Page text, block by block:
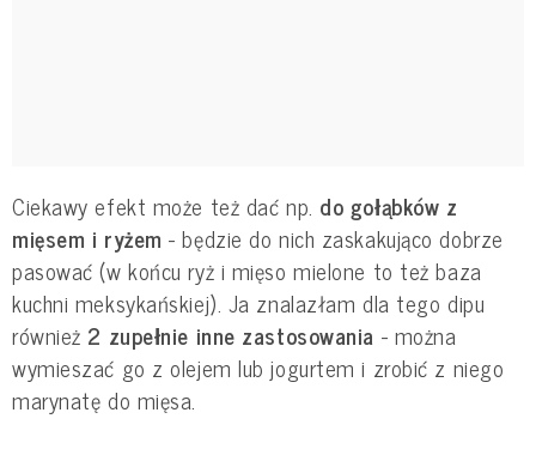
Ciekawy efekt może też dać np. do gołąbków z
mięsem i ryżem - będzie do nich zaskakująco dobrze
pasować (w końcu ryż i mięso mielone to też baza
kuchni meksykańskiej). Ja znalazłam dla tego dipu
również 2 zupełnie inne zastosowania - można
wymieszać go z olejem lub jogurtem i zrobić z niego
marynatę do mięsa.